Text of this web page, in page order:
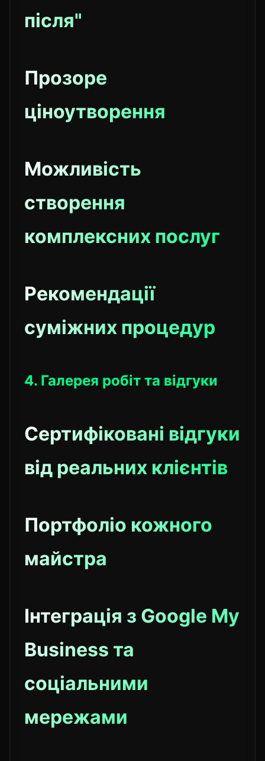
після"
Прозоре
ціноутворення
Можливість
створення
комплексних послуг
Рекомендації
суміжних процедур
4. Галерея робіт та відгуки
Сертифіковані відгуки
від реальних клієнтів
Портфоліо кожного
майстра
Інтеграція з Google My
Business та
соціальними
мережами